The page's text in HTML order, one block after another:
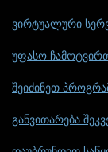
ვირტუალური
უფასო
შეიძინეთ
განვითარება